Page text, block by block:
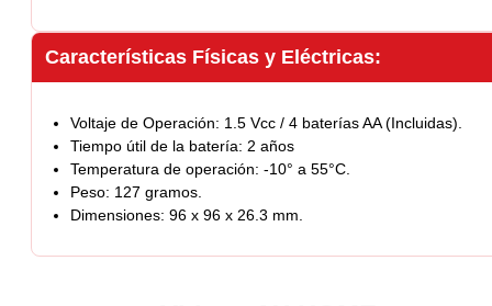
Características Físicas y Eléctricas:
Voltaje de Operación: 1.5 Vcc / 4 baterías AA (Incluidas).
Tiempo útil de la batería: 2 años
Temperatura de operación: -10° a 55°C.
Peso: 127 gramos.
Dimensiones: 96 x 96 x 26.3 mm.